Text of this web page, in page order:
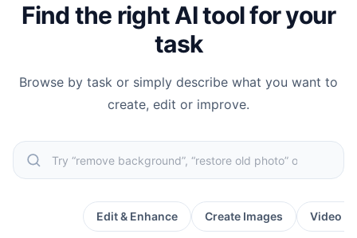
Find the right AI tool for your
task
Browse by task or simply describe what you want to
create, edit or improve.
Edit & Enhance Create Images Video &